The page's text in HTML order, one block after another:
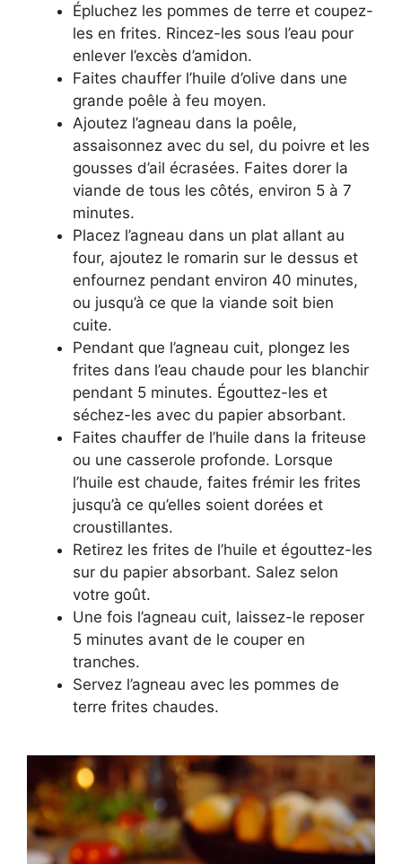
Épluchez les pommes de terre et coupez-
les en frites. Rincez-les sous l’eau pour
enlever l’excès d’amidon.
Faites chauffer l’huile d’olive dans une
grande poêle à feu moyen.
Ajoutez l’agneau dans la poêle,
assaisonnez avec du sel, du poivre et les
gousses d’ail écrasées. Faites dorer la
viande de tous les côtés, environ 5 à 7
minutes.
Placez l’agneau dans un plat allant au
four, ajoutez le romarin sur le dessus et
enfournez pendant environ 40 minutes,
ou jusqu’à ce que la viande soit bien
cuite.
Pendant que l’agneau cuit, plongez les
frites dans l’eau chaude pour les blanchir
pendant 5 minutes. Égouttez-les et
séchez-les avec du papier absorbant.
Faites chauffer de l’huile dans la friteuse
ou une casserole profonde. Lorsque
l’huile est chaude, faites frémir les frites
jusqu’à ce qu’elles soient dorées et
croustillantes.
Retirez les frites de l’huile et égouttez-les
sur du papier absorbant. Salez selon
votre goût.
Une fois l’agneau cuit, laissez-le reposer
5 minutes avant de le couper en
tranches.
Servez l’agneau avec les pommes de
terre frites chaudes.